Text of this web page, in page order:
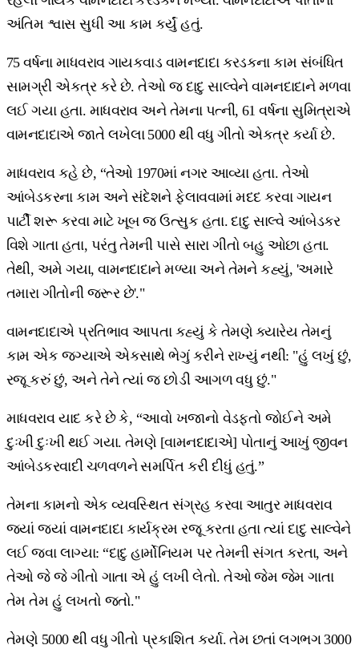
અંતિમ શ્વાસ સુધી આ કામ કર્યું હતું.
75 વર્ષના માધવરાવ ગાયકવાડ વામનદાદા કરડકના કામ સંબંધિત
સામગ્રી એકત્ર કરે છે. તેઓ જ દાદુ સાલ્વેને વામનદાદાને મળવા
લઈ ગયા હતા. માધવરાવ અને તેમના પત્ની, 61 વર્ષના સુમિત્રાએ
વામનદાદાએ જાતે લખેલા 5000 થી વધુ ગીતો એકત્ર કર્યા છે.
માધવરાવ કહે છે, “તેઓ 1970માં નગર આવ્યા હતા. તેઓ
આંબેડકરના કામ અને સંદેશને ફેલાવવામાં મદદ કરવા ગાયન
પાર્ટી શરૂ કરવા માટે ખૂબ જ ઉત્સુક હતા. દાદુ સાલ્વે આંબેડકર
વિશે ગાતા હતા, પરંતુ તેમની પાસે સારા ગીતો બહુ ઓછા હતા.
તેથી, અમે ગયા, વામનદાદાને મળ્યા અને તેમને કહ્યું, 'અમારે
તમારા ગીતોની જરૂર છે'."
વામનદાદાએ પ્રતિભાવ આપતા કહ્યું કે તેમણે ક્યારેય તેમનું
કામ એક જગ્યાએ એકસાથે ભેગું કરીને રાખ્યું નથી: "હું લખું છું,
રજૂ કરું છું, અને તેને ત્યાં જ છોડી આગળ વધુ છું."
માધવરાવ યાદ કરે છે કે, “આવો ખજાનો વેડફતો જોઈને અમે
દુઃખી દુઃખી થઈ ગયા. તેમણે [વામનદાદાએ] પોતાનું આખું જીવન
આંબેડકરવાદી ચળવળને સમર્પિત કરી દીધું હતું.”
તેમના કામનો એક વ્યવસ્થિત સંગ્રહ કરવા આતુર માધવરાવ
જ્યાં જ્યાં વામનદાદા કાર્યક્રમ રજૂ કરતા હતા ત્યાં દાદુ સાલ્વેને
લઈ જવા લાગ્યા: “દાદુ હાર્મોનિયમ પર તેમની સંગત કરતા, અને
તેઓ જે જે ગીતો ગાતા એ હું લખી લેતો. તેઓ જેમ જેમ ગાતા
તેમ તેમ હું લખતો જતો."
તેમણે 5000 થી વધુ ગીતો પ્રકાશિત કર્યા. તેમ છતાં લગભગ 3000